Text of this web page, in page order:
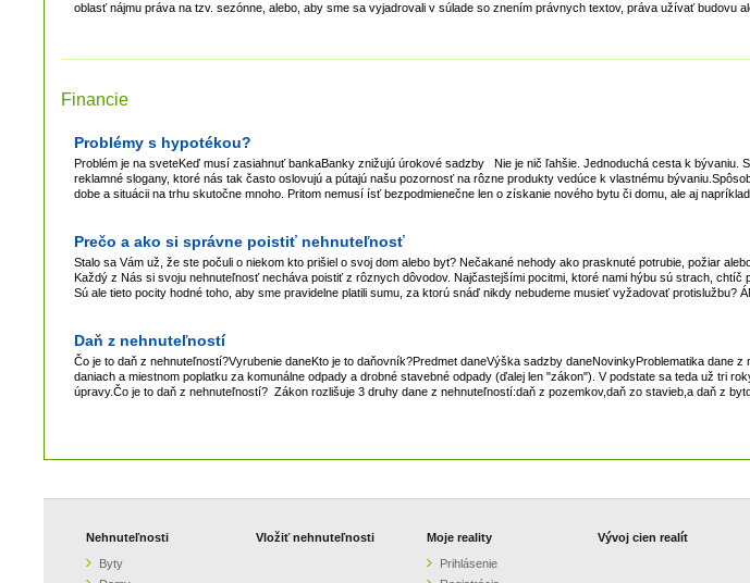
oblasť nájmu práva na tzv. sezónne, alebo, aby sme sa vyjadrovali v súlade so znením právnych textov, práva užívať budovu
Financie
Problémy s hypotékou?
Problém je na sveteKeď musí zasiahnuť bankaBanky znižujú úrokové sadzby Nie je nič ľahšie. Jednoduchá cesta k bývaniu.
reklamné slogany, ktoré nás tak často oslovujú a pútajú našu pozornosť na rôzne produkty vedúce k vlastnému
dobe a situácii na trhu skutočne mnoho. Pritom nemusí ísť bezpodmienečne len o získanie nového bytu či domu, ale aj
Prečo a ako si správne poistiť nehnuteľnosť
Stalo sa Vám už, že ste počuli o niekom kto prišiel o svoj dom alebo byt? Nečakané nehody ako prasknuté potrubie, požiar
Každý z Nás si svoju nehnuteľnosť necháva poistiť z rôznych dôvodov. Najčastejšími pocitmi, ktoré nami hýbu sú strach, chtíč
Sú ale tieto pocity hodné toho, aby sme pravidelne platili sumu, za ktorú snáď nikdy nebudeme musieť vyžadovať protislužbu?
Daň z nehnuteľností
Čo je to daň z nehnuteľností?Vyrubenie daneKto je to daňovník?Predmet daneVýška sadzby daneNovinkyProblematika dane
daniach a miestnom poplatku za komunálne odpady a drobné stavebné odpady (ďalej len "zákon"). V podstate sa teda už tri
úpravy.Čo je to daň z nehnuteľností? Zákon rozlišuje 3 druhy dane z nehnuteľností:daň z pozemkov,daň zo stavieb,a daň z
Nehnuteľnosti
Byty
Vložiť nehnuteľnosti
Moje reality
Prihlásenie
Vývoj cien realít